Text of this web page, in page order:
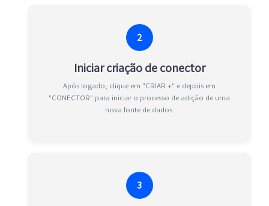
2
Iniciar criação de conector
Após logado, clique em "CRIAR +" e depois em
"CONECTOR" para iniciar o processo de adição de uma
nova fonte de dados.
3